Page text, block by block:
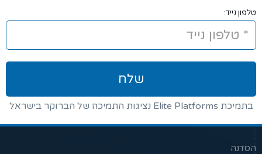
טלפון נייד:
בתמיכת Elite Platforms נציגות התמיכה של הברוקר בישראל
הסדנה